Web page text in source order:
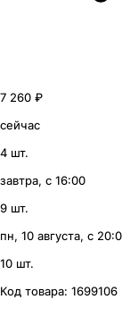
7 260 ₽
сейчас
4 шт.
завтра, с 16:00
9 шт.
пн, 10 августа, с
10 шт.
Код товара: 1699106